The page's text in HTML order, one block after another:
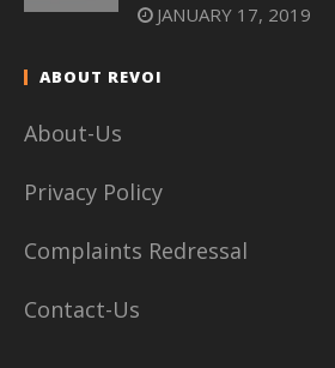
JANUARY 17, 2019
ABOUT REVOI
About-Us
Privacy Policy
Complaints Redressal
Contact-Us